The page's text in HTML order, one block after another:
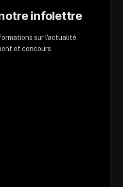
infolettre
sur l'actualité,
et concours